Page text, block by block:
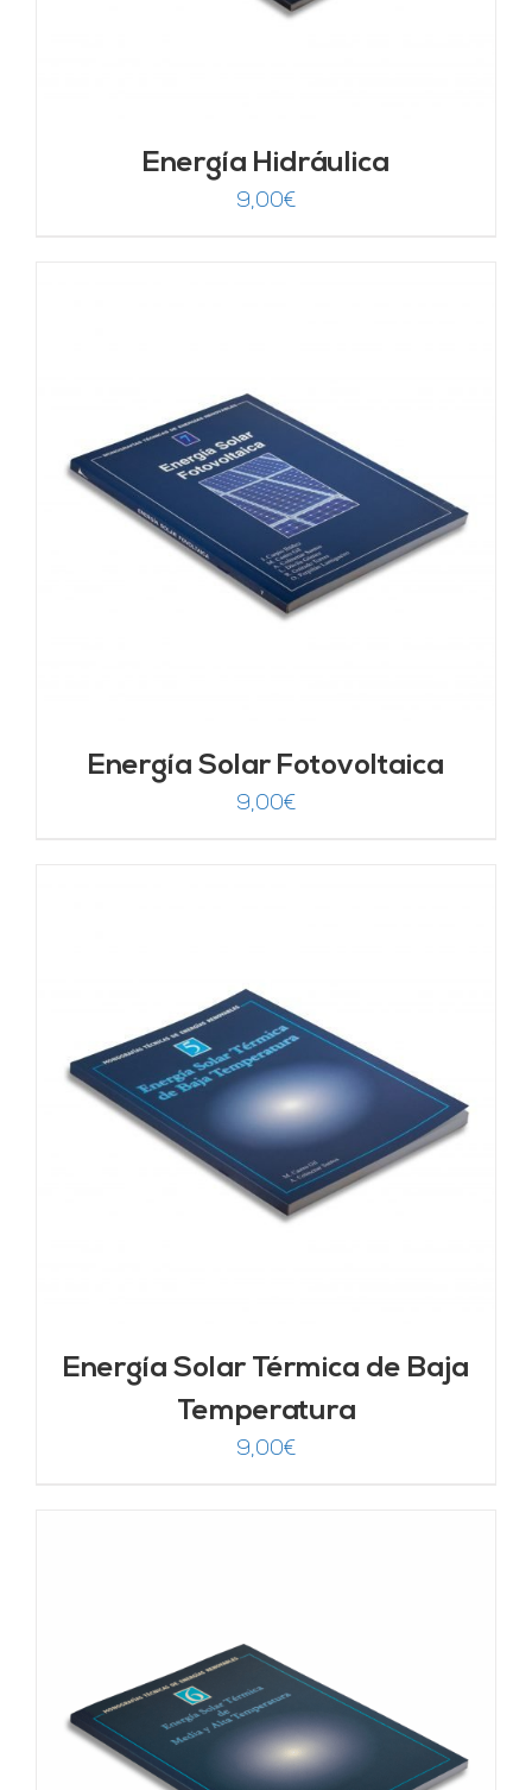
Energía Hidráulica
9,00€
Energía Solar Fotovoltaica
9,00€
Energía Solar Térmica de Baja
Temperatura
9,00€